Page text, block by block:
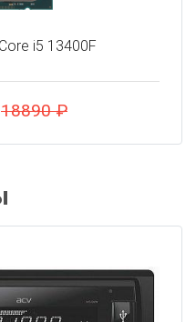
i5 13400F
18890 ₽